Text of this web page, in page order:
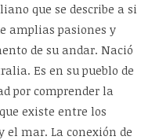
que se describe a si
amplias pasiones y
de su andar. Nació
Es en su pueblo de
por comprender la
existe entre los
el mar. La conexión de